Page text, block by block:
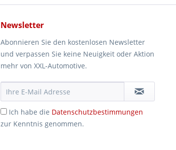
Newsletter
Abonnieren Sie den kostenlosen Newsletter
und verpassen Sie keine Neuigkeit oder Aktion
mehr von XXL-Automotive.
Ich habe die Datenschutzbestimmungen
zur Kenntnis genommen.